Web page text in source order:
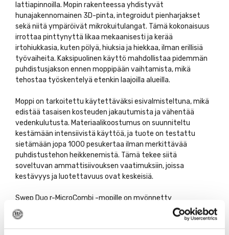
lattiapinnoilla. Mopin rakenteessa yhdistyvät
hunajakennomainen 3D-pinta, integroidut pienharjakset
sekä niitä ympäröivät mikrokuitulangat. Tämä kokonaisuus
irrottaa pinttynyttä likaa mekaanisesti ja kerää
irtohiukkasia, kuten pölyä, hiuksia ja hiekkaa, ilman erillisiä
työvaiheita. Kaksipuolinen käyttö mahdollistaa pidemmän
puhdistusjakson ennen moppipään vaihtamista, mikä
tehostaa työskentelyä etenkin laajoilla alueilla.
Moppi on tarkoitettu käytettäväksi esivalmisteltuna, mikä
edistää tasaisen kosteuden jakautumista ja vähentää
vedenkulutusta. Materiaalikoostumus on suunniteltu
kestämään intensiivistä käyttöä, ja tuote on testattu
sietämään jopa 1000 pesukertaa ilman merkittävää
puhdistustehon heikkenemistä. Tämä tekee siitä
soveltuvan ammattisiivouksen vaatimuksiin, joissa
kestävyys ja luotettavuus ovat keskeisiä.
Swep Duo r-MicroCombi -mopille on myönnetty
Pohjoismainen ympäristömerkki, Joutsenmerkki. Sertifiointi
osoittaa tuotteen täyttävän tiukat vaatimukset niin
valmistusmateriaalien, käyttöiän kuin